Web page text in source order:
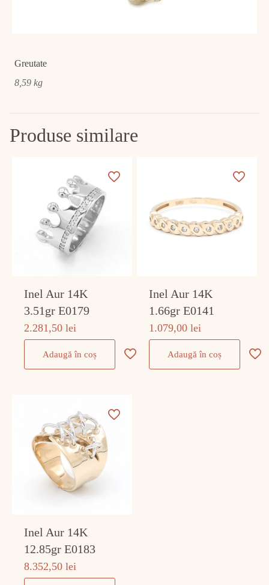
Greutate
8,59 kg
Produse similare
Inel Aur 14K
3.51gr E0179
2.281,50lei
Adaugă în coș
Inel Aur 14K
1.66gr E0141
1.079,00lei
Adaugă în coș
Inel Aur 14K
12.85gr E0183
8.352,50lei